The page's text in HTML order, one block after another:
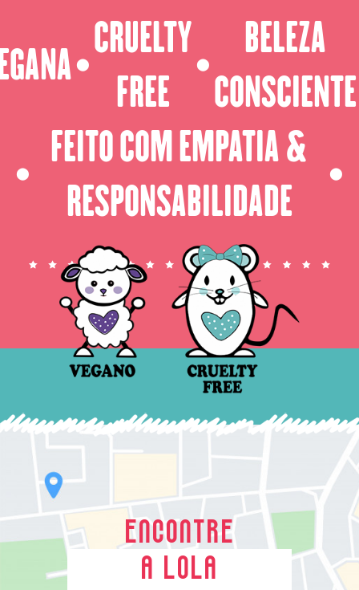
⬤
CRUELTY
FREE
⬤
BELEZA
CONSCIENTE
⬤
FEITO COM EMPATIA &
RESPONSABILIDADE
⬤
ENCONTRE
A LOLA